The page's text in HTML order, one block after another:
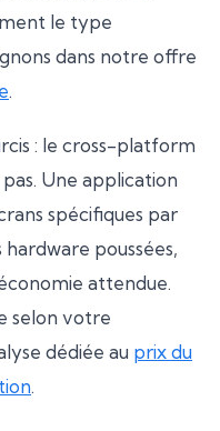
le type
dans notre offre
.
: le cross-platform
Une application
spécifiques par
poussées,
attendue.
selon votre
dédiée au prix du
.